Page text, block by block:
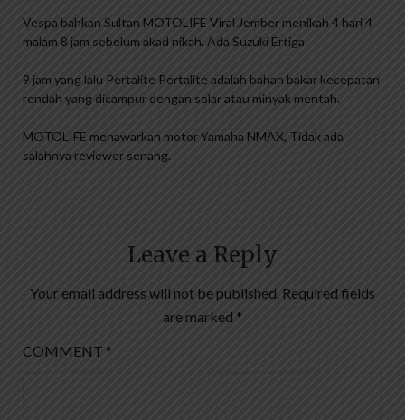
Vespa bahkan Sultan MOTOLIFE Viral Jember menikah 4 hari 4
malam 8 jam sebelum akad nikah. Ada Suzuki Ertiga
9 jam yang lalu Pertalite Pertalite adalah bahan bakar kecepatan
rendah yang dicampur dengan solar atau minyak mentah.
MOTOLIFE menawarkan motor Yamaha NMAX, Tidak ada
salahnya reviewer senang.
Leave a Reply
Your email address will not be published. Required fields
are marked *
COMMENT *